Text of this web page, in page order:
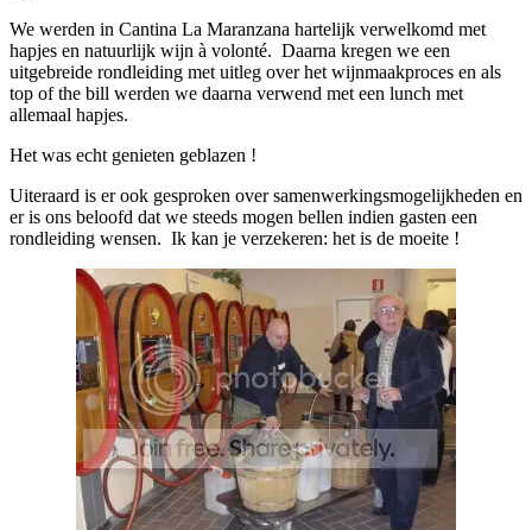
We werden in Cantina La Maranzana hartelijk verwelkomd met
hapjes en natuurlijk wijn à volonté. Daarna kregen we een
uitgebreide rondleiding met uitleg over het wijnmaakproces en als
top of the bill werden we daarna verwend met een lunch met
allemaal hapjes.
Het was echt genieten geblazen !
Uiteraard is er ook gesproken over samenwerkingsmogelijkheden en
er is ons beloofd dat we steeds mogen bellen indien gasten een
rondleiding wensen. Ik kan je verzekeren: het is de moeite !